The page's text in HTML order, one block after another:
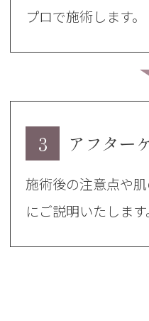
プロで施術します。
3 アフター
施術後の注意点や
にご説明いたします